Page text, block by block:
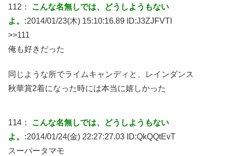
112： こんな名無しでは、どうしようもない
よ。:2014/01/23(木) 15:10:16.89 ID:J3ZJFVTI
>>111
俺も好きだった
同じような所でライムキャンディと、レインダンス
秋華賞2着になった時には本当に嬉しかった
114： こんな名無しでは、どうしようもない
よ。:2014/01/24(金) 22:27:27.03 ID:QkQQtEvT
スーパータマモ